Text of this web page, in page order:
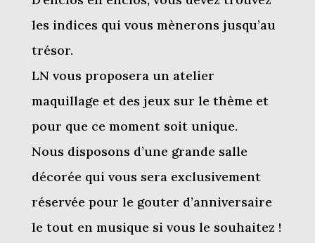
les indices qui vous mènerons jusqu’au
trésor.
LN vous proposera un atelier
maquillage et des jeux sur le thème et
pour que ce moment soit unique.
Nous disposons d’une grande salle
décorée qui vous sera exclusivement
réservée pour le gouter d’anniversaire
le tout en musique si vous le souhaitez !